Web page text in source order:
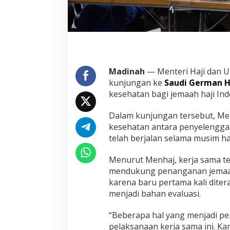
h
H
S
a
u
G
e
r
a
n
H
o
s
i
t
Madinah — Menteri Haji dan
kunjungan ke Saudi German
kesehatan bagi jemaah haji
Dalam kunjungan tersebut,
kesehatan antara
telah berjalan selama musim
Menurut Menhaj, kerja sama
mendukung penanganan
karena baru pertama kali
menjadi bahan evaluasi.
“Beberapa hal yang menjadi
pelaksanaan kerja sama ini.